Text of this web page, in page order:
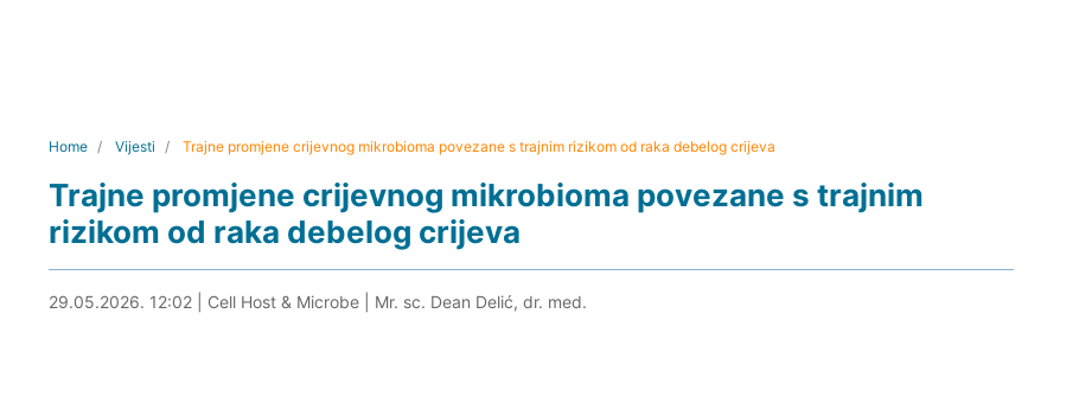
Home Vijesti Trajne promjene crijevnog mikrobioma povezane s trajnim rizikom od raka debelog crijeva
Trajne promjene crijevnog mikrobioma povezane s trajnim
rizikom od raka debelog crijeva
29.05.2026. 16:23
29.05.2026. 12:02| Cell Host & Microbe| Mr. sc. Dean Delić, dr. med.